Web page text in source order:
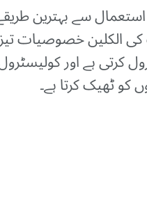
سے بہترین
الکلین خصوصیات
کرتی ہے اور
ٹھیک کرتا ہے۔